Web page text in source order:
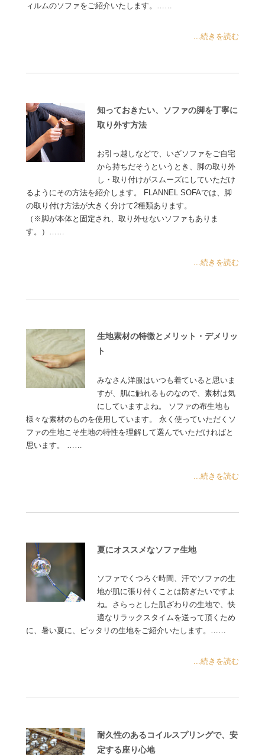
ィルムのソファをご紹介いたします。……
...続きを読む
知っておきたい、ソファの脚を丁寧に
取り外す方法
お引っ越しなどで、いざソファをご自宅
から持ちだそうというとき、脚の取り外
し・取り付けがスムーズにしていただけ
るようにその方法を紹介します。 FLANNEL SOFAでは、脚
の取り付け方法が大きく分けて2種類あります。
（※脚が本体と固定され、取り外せないソファもありま
す。）……
...続きを読む
生地素材の特徴とメリット・デメリッ
ト
みなさん洋服はいつも着ていると思いま
すが、肌に触れるものなので、素材は気
にしていますよね。 ソファの布生地も
様々な素材のものを使用しています。 永く使っていただくソ
ファの生地こそ生地の特性を理解して選んでいただければと
思います。 ……
...続きを読む
夏にオススメなソファ生地
ソファでくつろぐ時間、汗でソファの生
地が肌に張り付くことは防ぎたいですよ
ね。さらっとした肌ざわりの生地で、快
適なリラックスタイムを送って頂くため
に、暑い夏に、ピッタリの生地をご紹介いたします。……
...続きを読む
耐久性のあるコイルスプリングで、安
定する座り心地